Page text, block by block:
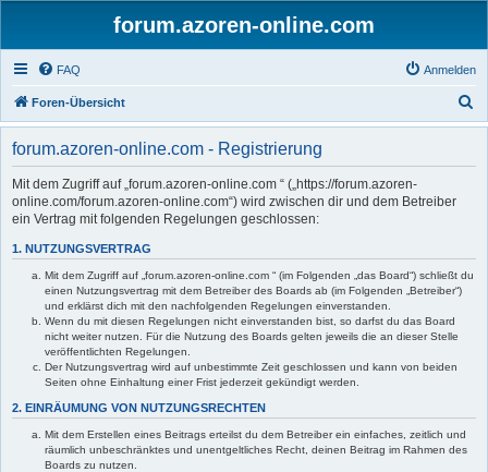
forum.azoren-online.com
FAQ Anmelden
Foren-Übersicht
u
forum.azoren-online.com - Registrierung
Mit dem Zugriff auf „forum.azoren-online.com “ („https://forum.azoren-
online.com/forum.azoren-online.com“) wird zwischen dir und dem Betreiber
ein Vertrag mit folgenden Regelungen geschlossen:
1. NUTZUNGSVERTRAG
Mit dem Zugriff auf „forum.azoren-online.com “ (im Folgenden „das Board“) schließt du
einen Nutzungsvertrag mit dem Betreiber des Boards ab (im Folgenden „Betreiber“)
und erklärst dich mit den nachfolgenden Regelungen einverstanden.
Wenn du mit diesen Regelungen nicht einverstanden bist, so darfst du das Board
nicht weiter nutzen. Für die Nutzung des Boards gelten jeweils die an dieser Stelle
veröffentlichten Regelungen.
Der Nutzungsvertrag wird auf unbestimmte Zeit geschlossen und kann von beiden
Seiten ohne Einhaltung einer Frist jederzeit gekündigt werden.
2. EINRÄUMUNG VON NUTZUNGSRECHTEN
Mit dem Erstellen eines Beitrags erteilst du dem Betreiber ein einfaches, zeitlich und
räumlich unbeschränktes und unentgeltliches Recht, deinen Beitrag im Rahmen des
Boards zu nutzen.